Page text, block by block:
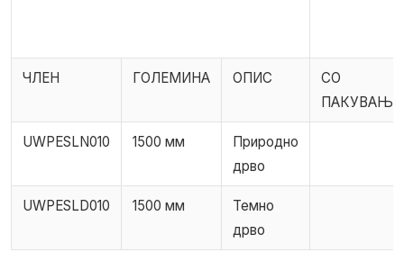
ЧЛЕН ГОЛЕМИНА ОПИС
СО
ПАКУВАЊЕ
UWPESLN010 1500 мм
Природно
дрво
UWPESLD010 1500 мм
Темно
дрво